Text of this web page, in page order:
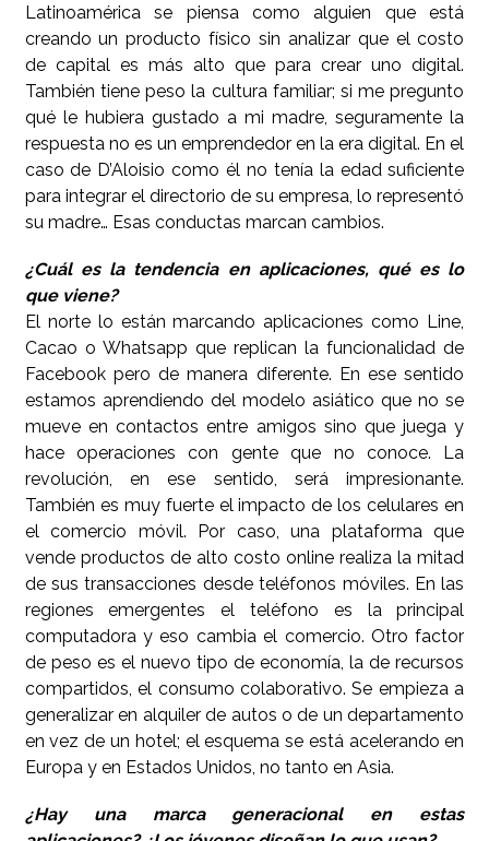
Latinoamérica se piensa como alguien que está
creando un producto físico sin analizar que el costo
de capital es más alto que para crear uno digital.
También tiene peso la cultura familiar; si me pregunto
qué le hubiera gustado a mi madre, seguramente la
respuesta no es un emprendedor en la era digital. En el
caso de D’Aloisio como él no tenía la edad suficiente
para integrar el directorio de su empresa, lo representó
su madre… Esas conductas marcan cambios.
¿Cuál es la tendencia en aplicaciones, qué es lo
que viene?
El norte lo están marcando aplicaciones como Line,
Cacao o Whatsapp que replican la funcionalidad de
Facebook pero de manera diferente. En ese sentido
estamos aprendiendo del modelo asiático que no se
mueve en contactos entre amigos sino que juega y
hace operaciones con gente que no conoce. La
revolución, en ese sentido, será impresionante.
También es muy fuerte el impacto de los celulares en
el comercio móvil. Por caso, una plataforma que
vende productos de alto costo online realiza la mitad
de sus transacciones desde teléfonos móviles. En las
regiones emergentes el teléfono es la principal
computadora y eso cambia el comercio. Otro factor
de peso es el nuevo tipo de economía, la de recursos
compartidos, el consumo colaborativo. Se empieza a
generalizar en alquiler de autos o de un departamento
en vez de un hotel; el esquema se está acelerando en
Europa y en Estados Unidos, no tanto en Asia.
¿Hay una marca generacional en estas